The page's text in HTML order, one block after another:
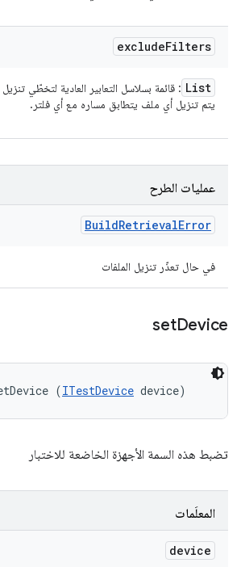
excludeFilters
List : قائمة بسلاسل التعابير العادية لتخطّي تنزيل
يتم تنزيل أي ملف يتطابق مساره مع أي فلتر.
عمليات الطرح
BuildRetrievalError
في حال تعذّر تنزيل الملفات
setDevice
(ITestDevice device)
تضبط هذه السمة الأجهزة الخاضعة للاختبار
المعلَمات
device